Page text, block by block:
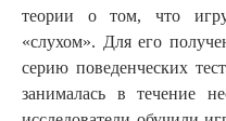
теории о том, что
«слухом». Для его
серию поведенческих
занималась в течение